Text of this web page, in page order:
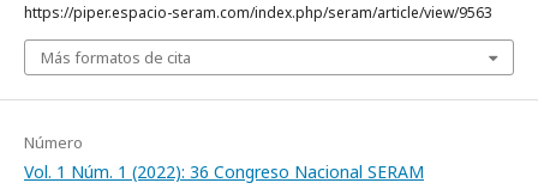
https://piper.espacio-seram.com/index.php/seram/article/view/9563
Más formatos de cita
Número
Vol. 1 Núm. 1 (2022): 36 Congreso Nacional SERAM